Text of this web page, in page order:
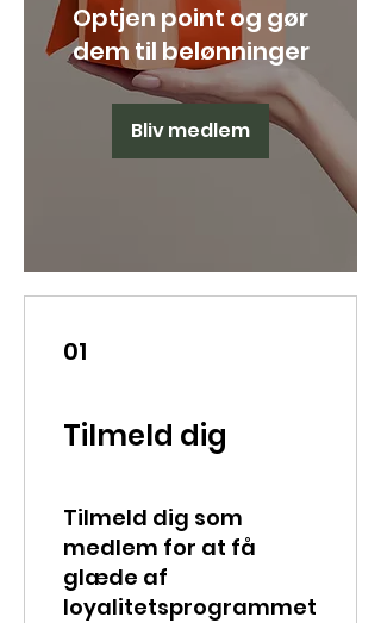
Optjen point og gør
dem til belønninger
Bliv medlem
01
Tilmeld dig
Tilmeld dig som
medlem for at få
glæde af
loyalitetsprogrammet